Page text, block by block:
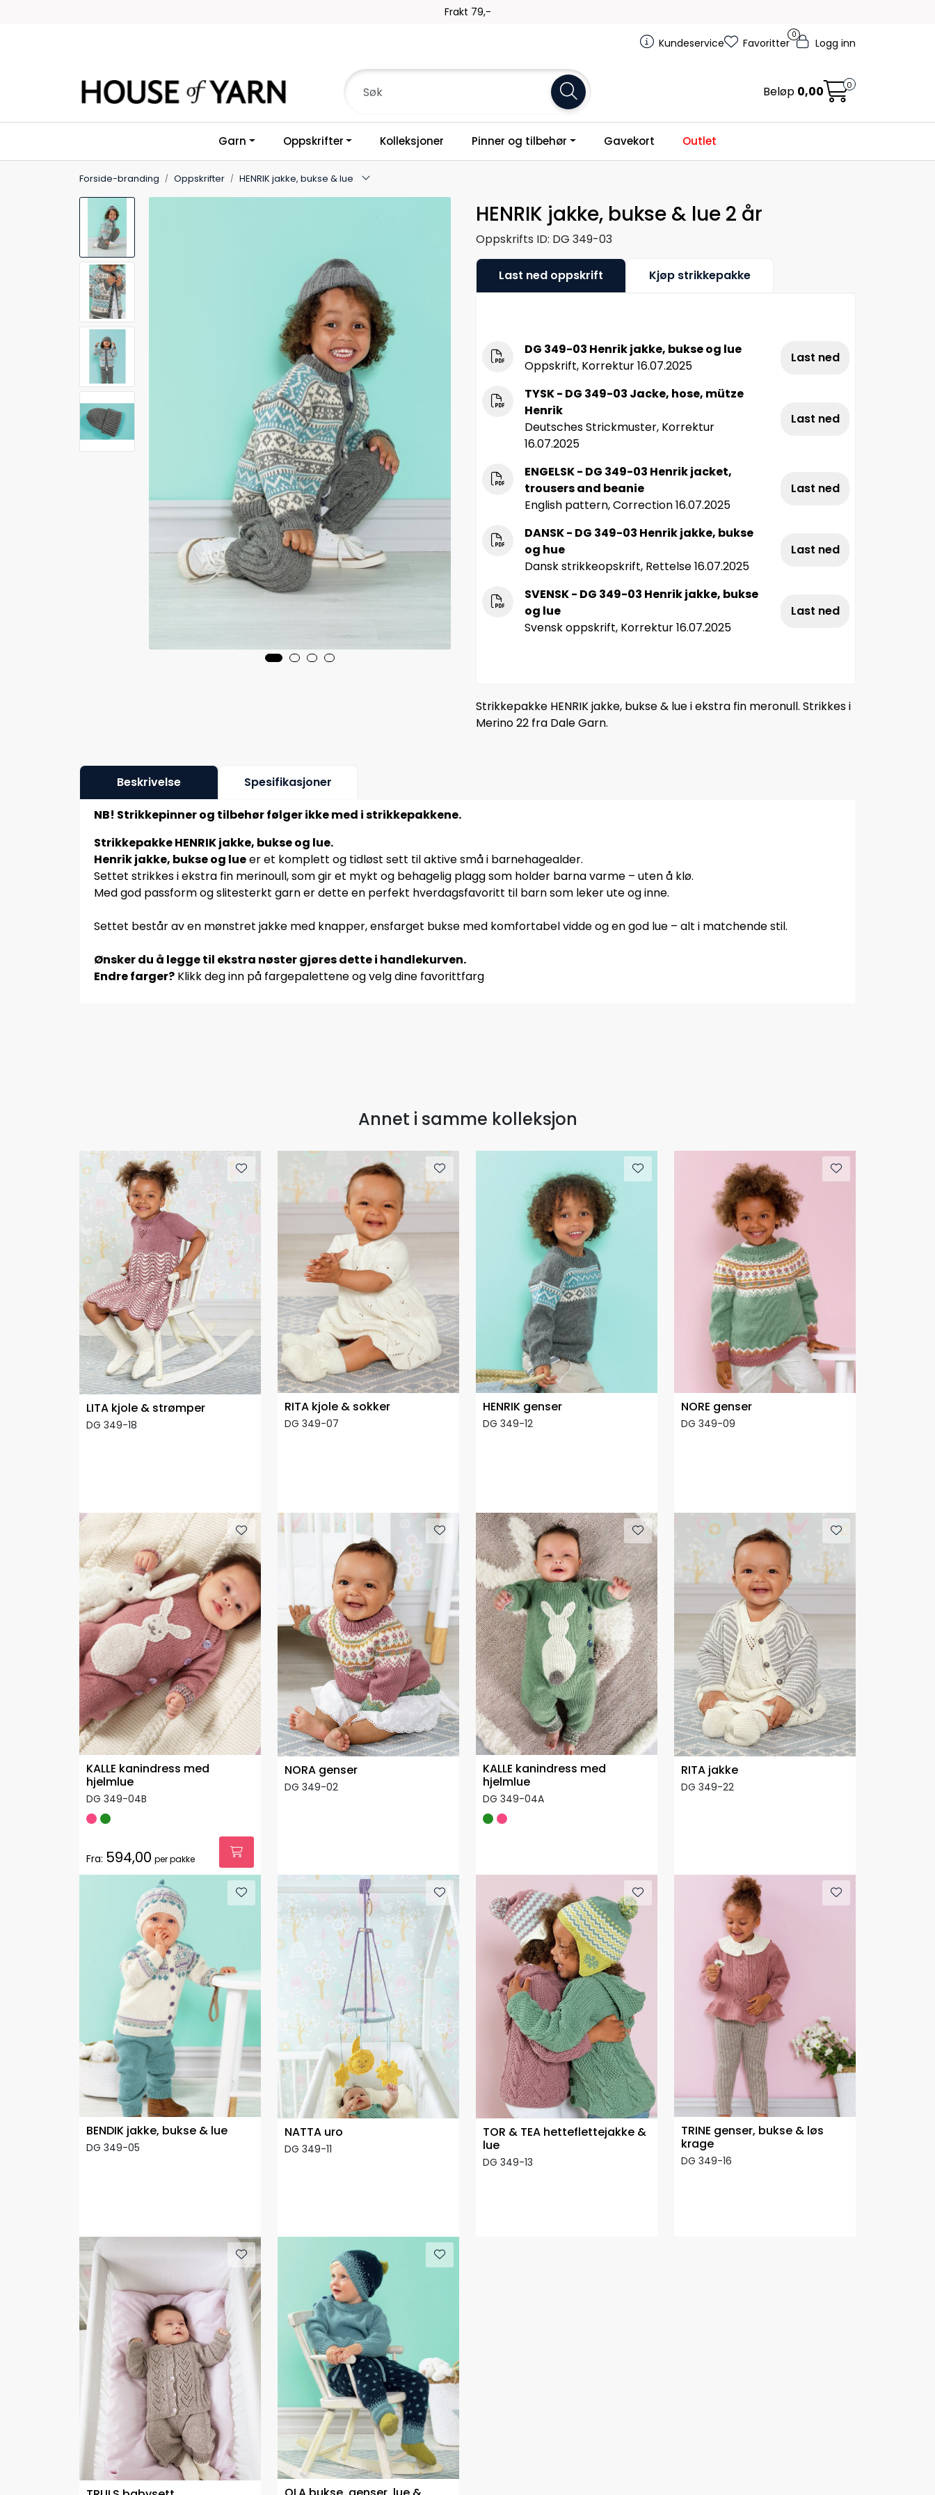
Frakt 79,-
Kundeservice
0
Favoritter Logg inn
Beløp 0,00 0
Garn Oppskrifter Kolleksjoner Pinner og tilbehør Gavekort Outlet
Forside-branding Oppskrifter HENRIK jakke, bukse & lue
HENRIK jakke, bukse & lue 2 år
Oppskrifts ID: DG 349-03
Last ned oppskrift Kjøp strikkepakke
DG 349-03 Henrik jakke, bukse og lue
Oppskrift, Korrektur 16.07.2025
Last ned
TYSK - DG 349-03 Jacke, hose, mütze
Henrik
Deutsches Strickmuster, Korrektur
16.07.2025
Last ned
ENGELSK - DG 349-03 Henrik jacket,
trousers and beanie
English pattern, Correction 16.07.2025
Last ned
DANSK - DG 349-03 Henrik jakke, bukse
og hue
Dansk strikkeopskrift, Rettelse 16.07.2025
Last ned
SVENSK - DG 349-03 Henrik jakke, bukse
og lue
Svensk oppskrift, Korrektur 16.07.2025
Last ned
Strikkepakke HENRIK jakke, bukse & lue i ekstra fin meronull. Strikkes i
Merino 22 fra Dale Garn.
Beskrivelse Spesifikasjoner
NB! Strikkepinner og tilbehør følger ikke med i strikkepakkene.
Strikkepakke HENRIK jakke, bukse og lue.
Henrik jakke, bukse og lueer et komplett og tidløst sett til aktive små i barnehagealder.
Settet strikkes i ekstra fin merinoull, som gir et mykt og behagelig plagg som holder barna varme – uten å klø.
Med god passform og slitesterkt garn er dette en perfekt hverdagsfavoritt til barn som leker ute og inne.
Settet består av en mønstret jakke med knapper, ensfarget bukse med komfortabel vidde og en god lue – alt i matchende stil.
Ønsker du å legge til ekstra nøster gjøres dette i handlekurven.
Endre farger? Klikk deg inn på fargepalettene og velg dine favorittfarg
Annet i samme kolleksjon
LITA kjole & strømper
DG 349-18
RITA kjole & sokker
DG 349-07
HENRIK genser
DG 349-12
NORE genser
DG 349-09
KALLE kanindress med
hjelmlue
DG 349-04B
Fra: 594,00 per pakke
NORA genser
DG 349-02
KALLE kanindress med
hjelmlue
DG 349-04A
RITA jakke
DG 349-22
BENDIK jakke, bukse & lue
DG 349-05
NATTA uro
DG 349-11
TOR & TEA hetteflettejakke &
lue
DG 349-13
TRINE genser, bukse & løs
krage
DG 349-16